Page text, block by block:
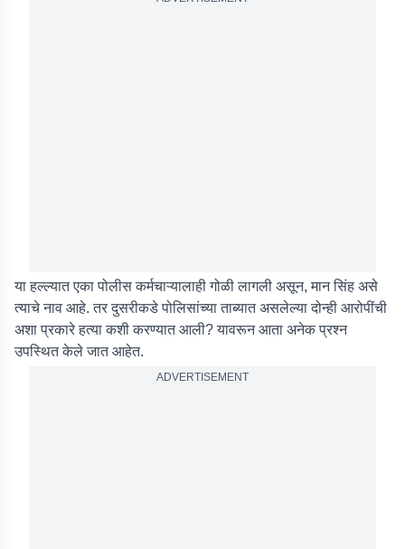
या हल्ल्यात एका पोलीस कर्मचाऱ्यालाही गोळी लागली असून, मान सिंह असे
त्याचे नाव आहे. तर दुसरीकडे पोलिसांच्या ताब्यात असलेल्या दोन्ही आरोपींची
अशा प्रकारे हत्या कशी करण्यात आली? यावरून आता अनेक प्रश्न
उपस्थित केले जात आहेत.
ADVERTISEMENT